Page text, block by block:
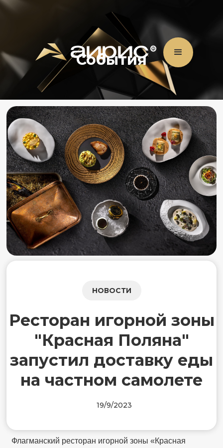
События
НОВОСТИ
Ресторан игорной зоны
"Красная Поляна"
запустил доставку еды
на частном самолете
19/9/2023
Флагманский ресторан игорной зоны «Красная